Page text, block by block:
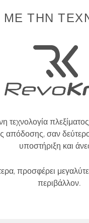
ΤΗΝ
τεχνολογία
απόδοσης, σαν
υποστήριξη και
προσφέρει
περιβάλλον.